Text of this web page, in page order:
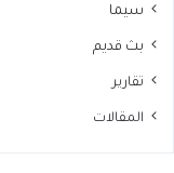
سيما
بث قديم
تقارير
المقالات